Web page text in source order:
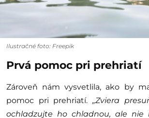
Ilustračné foto: Freepik
Prvá pomoc pri prehriatí
Zároveň nám vysvetlila, ako by
pomoc pri prehriatí.„Zviera
ochladzujte ho chladnou, ale nie